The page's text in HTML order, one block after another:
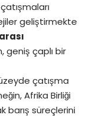
geliştirmekte
geniş çaplı bir
çatışma
Afrika Birliği
barış süreçlerini